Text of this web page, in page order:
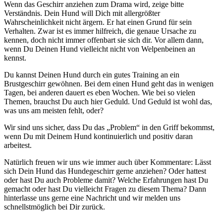
Wenn das Geschirr anziehen zum Drama wird, zeige bitte
Verständnis. Dein Hund will Dich mit allergrößter
Wahrscheinlichkeit nicht ärgern. Er hat einen Grund für sein
Verhalten. Zwar ist es immer hilfreich, die genaue Ursache zu
kennen, doch nicht immer offenbart sie sich dir. Vor allem dann,
wenn Du Deinen Hund vielleicht nicht von Welpenbeinen an
kennst.
Du kannst Deinen Hund durch ein gutes Training an ein
Brustgeschirr gewöhnen. Bei dem einen Hund geht das in wenigen
Tagen, bei anderen dauert es eben Wochen. Wie bei so vielen
Themen, brauchst Du auch hier Geduld. Und Geduld ist wohl das,
was uns am meisten fehlt, oder?
Wir sind uns sicher, dass Du das „Problem“ in den Griff bekommst,
wenn Du mit Deinem Hund kontinuierlich und positiv daran
arbeitest.
Natürlich freuen wir uns wie immer auch über Kommentare: Lässt
sich Dein Hund das Hundegeschirr gerne anziehen? Oder hattest
oder hast Du auch Probleme damit? Welche Erfahrungen hast Du
gemacht oder hast Du vielleicht Fragen zu diesem Thema? Dann
hinterlasse uns gerne eine Nachricht und wir melden uns
schnellstmöglich bei Dir zurück.